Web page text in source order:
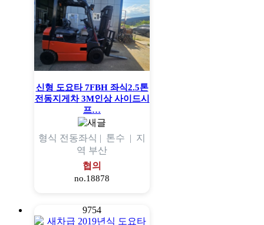
신형 도요타 7FBH 좌식2.5톤
전동지게차 3M인상 사이드시
프…
형식 전동좌식 | 톤수 | 지
역 부산
협의
no.18878
9754